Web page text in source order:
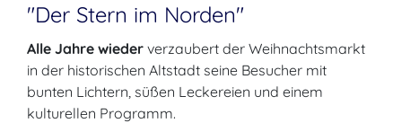
"Der Stern im Norden"
Alle Jahre wieder verzaubert der Weihnachtsmarkt
in der historischen Altstadt seine Besucher mit
bunten Lichtern, süßen Leckereien und einem
kulturellen Programm.